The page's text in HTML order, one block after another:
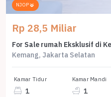
NJOP
Rp 28,5 Miliar
Kemang, Jakarta Selatan
Kamar Tidur
1
Kamar Mandi
1